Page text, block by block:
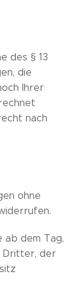
des § 13
die
Ihrer
nach
ohne
dem Tag,
Dritter, der